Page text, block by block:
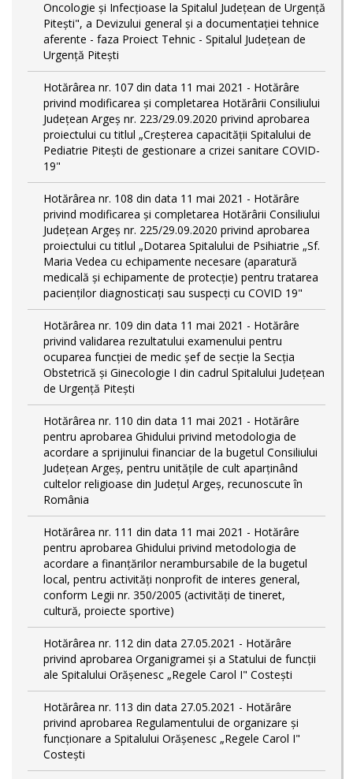
Oncologie și Infecțioase la Spitalul Județean de Urgență
Pitești", a Devizului general și a documentației tehnice
aferente - faza Proiect Tehnic - Spitalul Județean de
Urgență Pitești
Hotărârea nr. 107 din data 11 mai 2021 - Hotărâre
privind modificarea și completarea Hotărârii Consiliului
Județean Argeș nr. 223/29.09.2020 privind aprobarea
proiectului cu titlul „Creșterea capacității Spitalului de
Pediatrie Pitești de gestionare a crizei sanitare COVID-
19"
Hotărârea nr. 108 din data 11 mai 2021 - Hotărâre
privind modificarea și completarea Hotărârii Consiliului
Județean Argeș nr. 225/29.09.2020 privind aprobarea
proiectului cu titlul „Dotarea Spitalului de Psihiatrie „Sf.
Maria Vedea cu echipamente necesare (aparatură
medicală și echipamente de protecție) pentru tratarea
pacienților diagnosticați sau suspecți cu COVID 19"
Hotărârea nr. 109 din data 11 mai 2021 - Hotărâre
privind validarea rezultatului examenului pentru
ocuparea funcției de medic șef de secție la Secția
Obstetrică și Ginecologie I din cadrul Spitalului Județean
de Urgență Pitești
Hotărârea nr. 110 din data 11 mai 2021 - Hotărâre
pentru aprobarea Ghidului privind metodologia de
acordare a sprijinului financiar de la bugetul Consiliului
Judeţean Argeş, pentru unităţile de cult aparţinând
cultelor religioase din Judeţul Argeş, recunoscute în
România
Hotărârea nr. 111 din data 11 mai 2021 - Hotărâre
pentru aprobarea Ghidului privind metodologia de
acordare a finanţărilor nerambursabile de la bugetul
local, pentru activităţi nonprofit de interes general,
conform Legii nr. 350/2005 (activități de tineret,
cultură, proiecte sportive)
Hotărârea nr. 112 din data 27.05.2021 - Hotărâre
privind aprobarea Organigramei și a Statului de funcţii
ale Spitalului Orășenesc „Regele Carol I" Costești
Hotărârea nr. 113 din data 27.05.2021 - Hotărâre
privind aprobarea Regulamentului de organizare și
funcționare a Spitalului Orășenesc „Regele Carol I"
Costești